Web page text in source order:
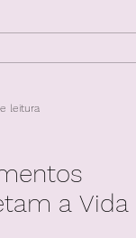
a Vida
leitura